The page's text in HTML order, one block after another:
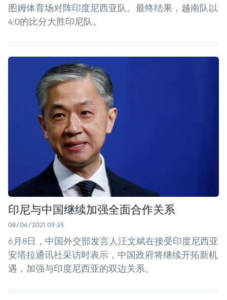
图姆体育场对阵印度尼西亚队。最终结果，越南队以
4:0的比分大胜印尼队。
印尼与中国继续加强全面合作关系
08/06/2021 09:35
6月8日，中国外交部发言人汪文斌在接受印度尼西亚
安塔拉通讯社采访时表示，中国政府将继续开拓新机
遇，加强与印度尼西亚的双边关系。